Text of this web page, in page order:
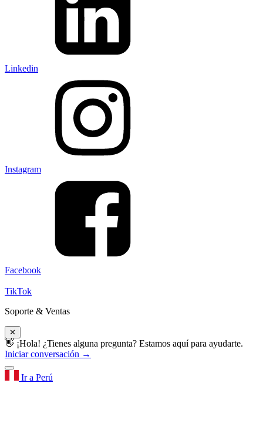
Linkedin
Instagram
Facebook
TikTok
Soporte & Ventas
✕
👋 ¡Hola! ¿Tienes alguna pregunta? Estamos aquí para ayudarte.
Iniciar conversación →
Ir a Perú